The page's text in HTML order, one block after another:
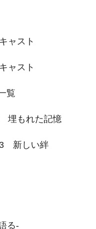
ャスト
ャスト
覧
埋もれた記憶
新しい絆
る-